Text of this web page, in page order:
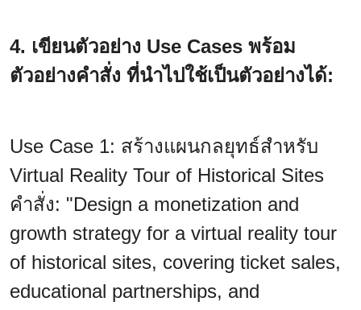
4. เขียนตัวอย่าง Use Cases พร้อม
ตัวอย่างคำสั่ง ที่นำไปใช้เป็นตัวอย่างได้:
Use Case 1: สร้างแผนกลยุทธ์สำหรับ
Virtual Reality Tour of Historical Sites
คำสั่ง: "Design a monetization and
growth strategy for a virtual reality tour
of historical sites, covering ticket sales,
educational partnerships, and